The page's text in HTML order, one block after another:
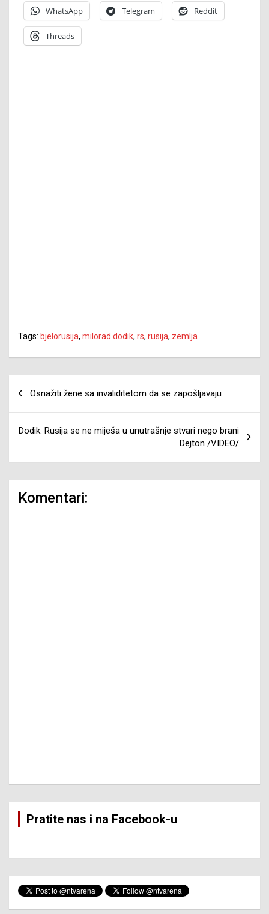
WhatsApp Telegram Reddit
Threads
Tags: bjelorusija, milorad dodik, rs, rusija, zemlja
Osnažiti žene sa invaliditetom da se zapošljavaju
Dodik: Rusija se ne miješa u unutrašnje stvari nego brani
Dejton /VIDEO/
Komentari:
Pratite nas i na Facebook-u